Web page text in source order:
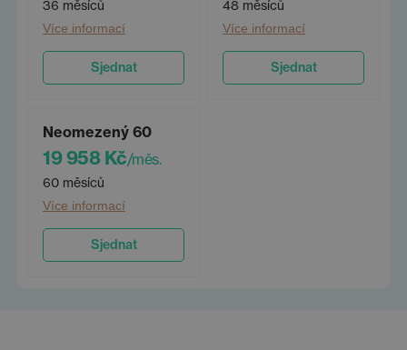
36 měsíců
Více informací
Sjednat
48 měsíců
Více informací
Sjednat
Neomezený 60
19 958 Kč/měs.
60 měsíců
Více informací
Sjednat